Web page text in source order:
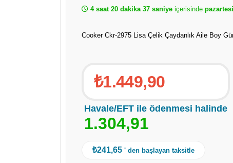
4 saat 20 dakika 37 saniye içerisinde
Cooker Ckr-2975 Lisa Çelik Çaydanlık Aile Boy
₺1.449,90
Havale/EFT ile ödenmesi halinde
1.304,91
₺241,65 ' den başlayan taksitle